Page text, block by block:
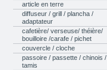
article en terre
diffuseur / grill / plancha /
adaptateur
cafetière/ verseuse/ théière/
bouilloire /carafe / pichet
couvercle / cloche
passoire / passette / chinois /
tamis